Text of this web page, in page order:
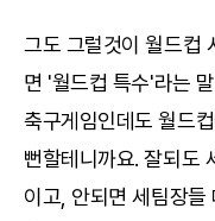
그도 그럴것이 월드컵
면 '월드컵 특수'라는
축구게임인데도 월드
뻔할테니까요. 잘되도
이고, 안되면 세팀장들